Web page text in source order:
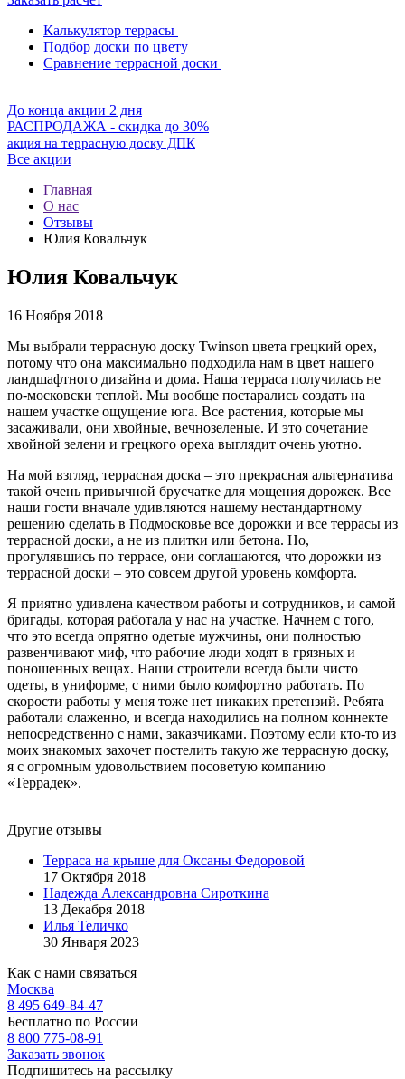
Калькулятор террасы
Подбор доски по цвету
Сравнение террасной доски
До конца акции 2 дня
РАСПРОДАЖА - скидка до 30%
акция на террасную доску ДПК
Все акции
Главная
О нас
Отзывы
Юлия Ковальчук
Юлия Ковальчук
16 Ноября 2018
Мы выбрали террасную доску Twinson цвета грецкий орех,
потому что она максимально подходила нам в цвет нашего
ландшафтного дизайна и дома. Наша терраса получилась не
по-московски теплой. Мы вообще постарались создать на
нашем участке ощущение юга. Все растения, которые мы
засаживали, они хвойные, вечнозеленые. И это сочетание
хвойной зелени и грецкого ореха выглядит очень уютно.
На мой взгляд, террасная доска – это прекрасная альтернатива
такой очень привычной брусчатке для мощения дорожек. Все
наши гости вначале удивляются нашему нестандартному
решению сделать в Подмосковье все дорожки и все террасы из
террасной доски, а не из плитки или бетона. Но,
прогулявшись по террасе, они соглашаются, что дорожки из
террасной доски – это совсем другой уровень комфорта.
Я приятно удивлена качеством работы и сотрудников, и самой
бригады, которая работала у нас на участке. Начнем с того,
что это всегда опрятно одетые мужчины, они полностью
развенчивают миф, что рабочие люди ходят в грязных и
поношенных вещах. Наши строители всегда были чисто
одеты, в униформе, с ними было комфортно работать. По
скорости работы у меня тоже нет никаких претензий. Ребята
работали слаженно, и всегда находились на полном коннекте
непосредственно с нами, заказчиками. Поэтому если кто-то из
моих знакомых захочет постелить такую же террасную доску,
я с огромным удовольствием посоветую компанию
«Террадек».
Другие отзывы
Терраса на крыше для Оксаны Федоровой
17 Октября 2018
Надежда Александровна Сироткина
13 Декабря 2018
Илья Теличко
30 Января 2023
Как с нами связаться
Москва
8 495 649-84-47
Бесплатно по России
8 800 775-08-91
Заказать звонок
Подпишитесь на рассылку